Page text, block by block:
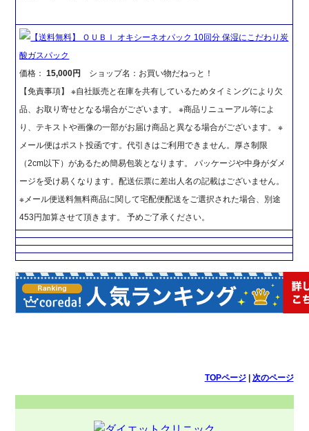
【送料無料】 ＯＵＢＩ オキシーネオパック 10回分 保湿にこだわり炭
酸ガスパック
価格：15,000円
ショップ名：お買い物だねっと！
【免責事項】 ※自社販売と在庫を共有しているためタイミングにより欠
品、お取り寄せとなる場合がございます。 ※商品リニューアル等によ
り、テキストや画像の一部がお届け商品と異なる場合がございます。 ※
メール便はポスト投函です。代引きはご利用できません。厚さ制限
（2cm以下）があるため簡易包装となります。 パッケージや中身がダメ
ージを受け易くなります。配送伝票に差出人名の記載はございません。
※メール便送料無料商品に関して宅配便配送をご選択された場合、別途
453円加算させて頂きます。 予めご了承ください。
TOPページ| 次のページ